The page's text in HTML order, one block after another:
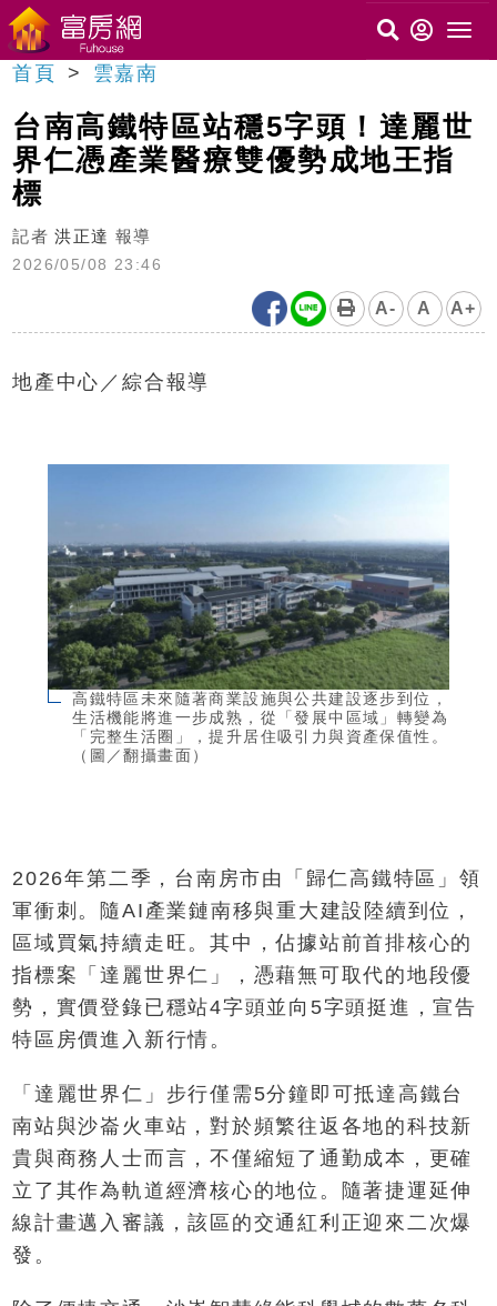
首頁 雲嘉南
台南高鐵特區站穩5字頭！達麗世
界仁憑產業醫療雙優勢成地王指
標
記者 洪正達 報導
2026/05/08 23:46
A- A A+
地產中心／綜合報導
高鐵特區未來隨著商業設施與公共建設逐步到位，
生活機能將進一步成熟，從「發展中區域」轉變為
「完整生活圈」，提升居住吸引力與資產保值性。
（圖／翻攝畫面）
2026年第二季，台南房市由「歸仁高鐵特區」領
軍衝刺。隨AI產業鏈南移與重大建設陸續到位，
區域買氣持續走旺。其中，佔據站前首排核心的
指標案「達麗世界仁」，憑藉無可取代的地段優
勢，實價登錄已穩站4字頭並向5字頭挺進，宣告
特區房價進入新行情。
「達麗世界仁」步行僅需5分鐘即可抵達高鐵台
南站與沙崙火車站，對於頻繁往返各地的科技新
貴與商務人士而言，不僅縮短了通勤成本，更確
立了其作為軌道經濟核心的地位。隨著捷運延伸
線計畫邁入審議，該區的交通紅利正迎來二次爆
發。